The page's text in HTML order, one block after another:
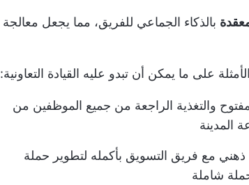
بالذكاء الجماعي للفريق، مما يجعل معالجة
على ما يمكن أن تبدو عليه القيادة التعاونية:
والتغذية الراجعة من جميع الموظفين من
المدينة
مع فريق التسويق بأكمله لتطوير حملة
شاملة